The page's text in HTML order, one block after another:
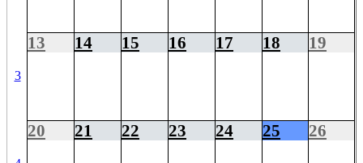
3
13 14 15 16 17 18 19
20 21 22 23 24 25 26